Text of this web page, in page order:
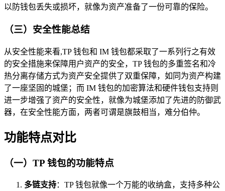
以防钱包丢失或损坏，就像为资产准备了一份可靠的保险。
（三）安全性能总结
从安全性能来看,TP 钱包和 IM 钱包都采取了一系列行之有效
的安全措施来保障用户资产的安全，TP 钱包的多重签名和冷
热分离存储方式为资产安全提供了双重保障，如同为资产构建
了一座坚固的城堡；而 IM 钱包的加密算法和硬件钱包支持则
进一步增强了资产的安全性，就像为城堡添加了先进的防御武
器，在安全性能方面，两者可谓是旗鼓相当，难分伯仲。
功能特点对比
（一）TP 钱包的功能特点
多链支持：TP 钱包就像一个万能的收纳盒，支持多种公